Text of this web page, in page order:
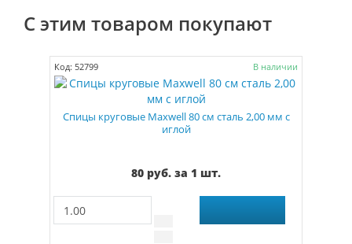
С этим товаром покупают
Код: 52799 В наличии
Спицы круговые Maxwell 80 см сталь 2,00 мм с
иглой
80 руб. за 1 шт.